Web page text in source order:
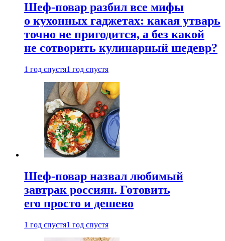
Шеф-повар разбил все мифы
о кухонных гаджетах: какая утварь
точно не пригодится, а без какой
не сотворить кулинарный шедевр?
1 год спустя1 год спустя
Шеф-повар назвал любимый
завтрак россиян. Готовить
его просто и дешево
1 год спустя1 год спустя